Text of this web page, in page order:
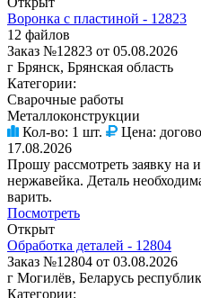
Воронка с пластиной - 12823
12 файлов
Заказ №12823 от 05.08.2026
г Брянск, Брянская область
Категории:
Сварочные работы
Металлоконструкции
Кол-во: 1 шт. Цена:
17.08.2026
Прошу рассмотреть заявку на
нержавейка. Деталь
варить.
Посмотреть
Открыт
Обработка деталей - 12804
Заказ №12804 от 03.08.2026
г Могилёв, Беларусь
Категории: